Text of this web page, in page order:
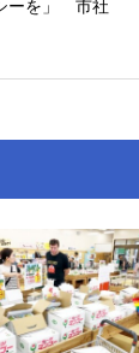
ーを」 市社